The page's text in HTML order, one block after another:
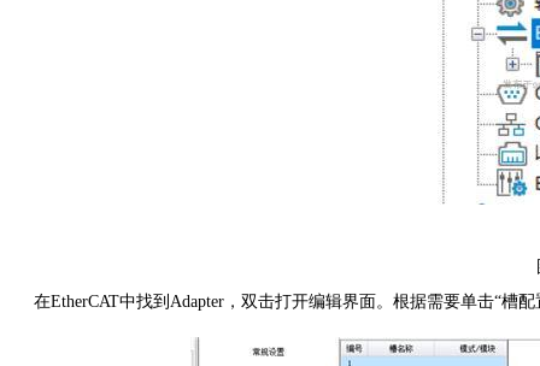
在EtherCAT中找到Adapter，双击打开编辑界面。根据需要单击“槽